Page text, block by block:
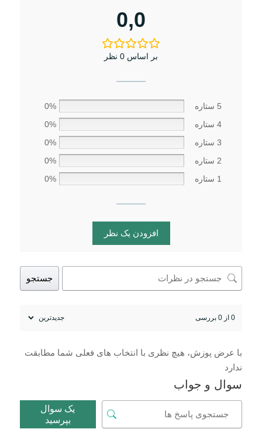
0,0
بر اساس 0 نظر
5 ستاره
0%
4 ستاره
0%
3 ستاره
0%
2 ستاره
0%
1 ستاره
0%
افزودن یک نظر
جستجو
0 از 0 بررسی
با عرض پوزش، هیچ نظری با انتخاب های فعلی شما مطابقت
ندارد
سوال و جواب
یک سوال
بپرسید